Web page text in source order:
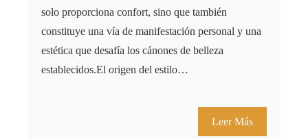
solo proporciona confort, sino que también
constituye una vía de manifestación personal y una
estética que desafía los cánones de belleza
establecidos.El origen del estilo…
Leer Más